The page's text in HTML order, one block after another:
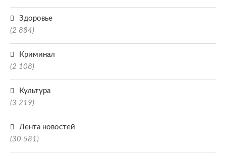
Здоровье
(2 884)
Криминал
(2 108)
Культура
(3 219)
Лента новостей
(30 581)